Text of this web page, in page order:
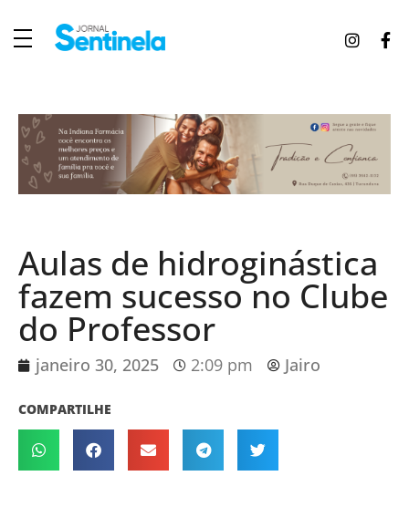
Aulas de hidroginástica
fazem sucesso no Clube
do Professor
janeiro 30, 2025 2:09 pm Jairo
COMPARTILHE